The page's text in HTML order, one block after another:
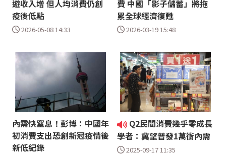
遊收入增 但人均消費仍創
疫後低點
2026-05-08 14:33
費 中國「影子儲蓄」將拖
累全球經濟復甦
2026-03-19 15:48
內需快窒息！彭博：中國年
初消費支出恐創新冠疫情後
新低紀錄
Q2民間消費幾乎零成長
學者：冀望普發1萬衝內需
2025-09-17 11:35